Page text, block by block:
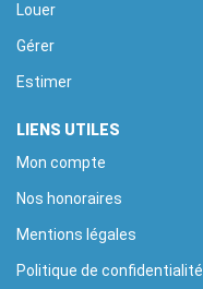
Louer
Gérer
Estimer
LIENS UTILES
Mon compte
Nos honoraires
Mentions légales
Politique de confidentialité